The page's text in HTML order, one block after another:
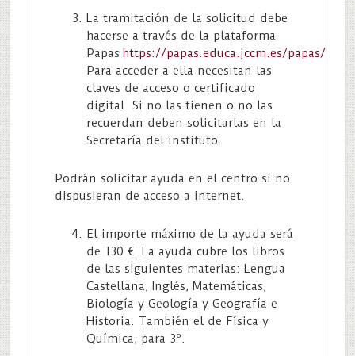
La tramitación de la solicitud debe
hacerse a través de la plataforma
Papas https://papas.educa.jccm.es/papas/
Para acceder a ella necesitan las
claves de acceso o certificado
digital. Si no las tienen o no las
recuerdan deben solicitarlas en la
Secretaría del instituto.
Podrán solicitar ayuda en el centro si no
dispusieran de acceso a internet.
El importe máximo de la ayuda será
de 130 €. La ayuda cubre los libros
de las siguientes materias: Lengua
Castellana, Inglés, Matemáticas,
Biología y Geología y Geografía e
Historia. También el de Física y
Química, para 3º.